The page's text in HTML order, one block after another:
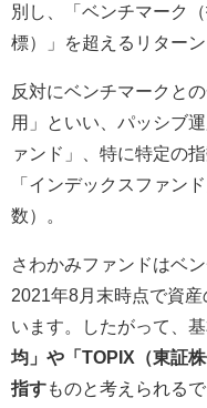
別し、「ベンチマーク
標）」を超えるリター
反対にベンチマークと
用」といい、パッシブ
ァンド」、特に特定の
「インデックスファン
数）。
さわかみファンドはベ
2021年8月末時点で資
います。したがって、
均」や「TOPIX（東証
指すものと考えられるで